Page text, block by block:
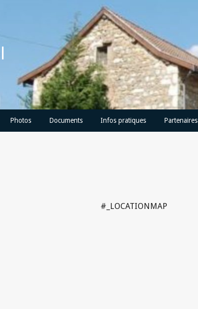
Photos Documents Infos pratiques Partenaires
#_LOCATIONMAP